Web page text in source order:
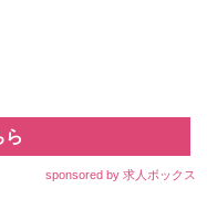
ら
sponsored by 求人ボックス